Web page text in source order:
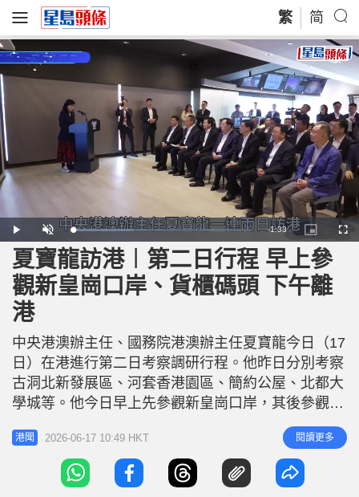
繁 简
P
l
a
y
U
n
m
u
t
e
L
o
a
d
e
3
R
e
m
n
-1:33
P
i
c
t
u
e
-
i
c
t
u
e
F
u
夏寶龍訪港︱第二日行程 早上參
觀新皇崗口岸、貨櫃碼頭 下午離
港
中央港澳辦主任、國務院港澳辦主任夏寶龍今日（17
日）在港進行第二日考察調研行程。他昨日分別考察
古洞北新發展區、河套香港園區、簡約公屋、北都大
學城等。他今日早上先參觀新皇崗口岸，其後參觀中
遠國際貨櫃碼頭，於下午離港。《星島頭條》直擊重
點行程。 皇崗口岸是深港之間，唯一24小時通關的
旅檢口岸，亦是目前全球最大的陸路口岸。全國人大
常委會下周將審議，授權香港特別行政區對口岸港方
港聞 2026-06-17 10:49 HKT 閱讀更多